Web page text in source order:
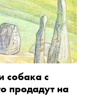
собака с
продадут на